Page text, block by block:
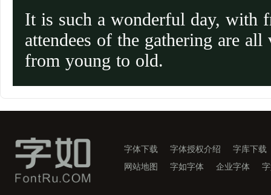
It is such a wonderful day, with
attendees of the gathering are
from young to old.
字体下载 字体授权介绍
字库下载
网站地图
字如字体 企业字体